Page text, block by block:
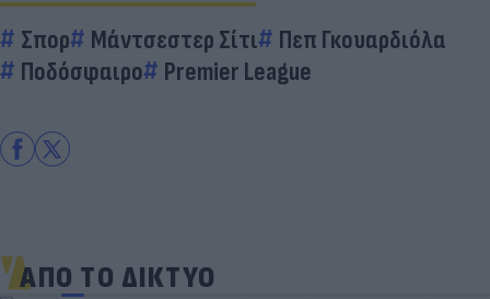
Σπορ Μάντσεστερ Σίτι
Πεπ Γκουαρδιόλα
Ποδόσφαιρο
Premier League
ΑΠΟ ΤΟ ΔΙΚΤΥΟ